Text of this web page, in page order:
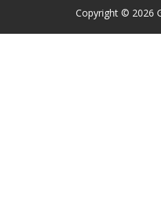
Copyright © 2026